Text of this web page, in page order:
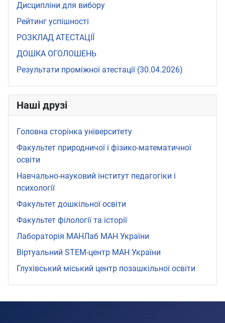
Дисципліни для вибору
Рейтинг успішності
РОЗКЛАД АТЕСТАЦІЇ
ДОШКА ОГОЛОШЕНЬ
Результати проміжної атестації (30.04.2026)
Наші друзі
Головна сторінка університету
Факультет природничої і фізико-математичної
освіти
Навчально-науковий інститут педагогіки і
психології
Факультет дошкільної освіти
Факультет філології та історії
Лабораторія МАНЛаб МАН України
Віртуальний STEМ-центр МАН України
Глухівський міський центр позашкільної освіти